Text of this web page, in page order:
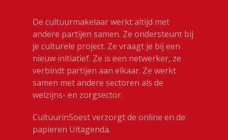
De cultuurmakelaar werkt altijd met
andere partijen samen. Ze ondersteunt bij
je culturele project. Ze vraagt je bij een
nieuw initiatief. Ze is een netwerker, ze
verbindt partijen aan elkaar. Ze werkt
samen met andere sectoren als de
welzijns- en zorgsector.
CultuurinSoest verzorgt de online en de
papieren Uitagenda.